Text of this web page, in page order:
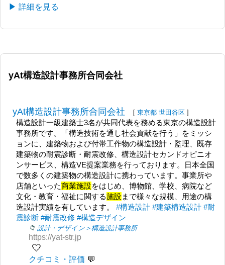
▶ 詳細を見る
yAt構造設計事務所合同会社
yAt構造設計事務所合同会社 [ 東京都 世田谷区 ]
構造設計一級建築士3名が共同代表を務める東京の構造設計
事務所です。「構造技術を通し社会貢献を行う」をミッシ
ョンに、建築物および付帯工作物の構造設計・監理、既存
建築物の耐震診断・耐震改修、構造設計セカンドオピニオ
ンサービス、構造VE提案業務を行っております。日本全国
で数多くの建築物の構造設計に携わっています。事業所や
店舗といった商業施設をはじめ、博物館、学校、病院など
文化・教育・福祉に関する施設まで様々な規模、用途の構
造設計実績を有しています。#構造設計 #建築構造設計 #耐
震診断 #耐震改修 #構造デザイン
設計・デザイン＞構造設計事務所
https://yat-str.jp
🤍
クチコミ・評価